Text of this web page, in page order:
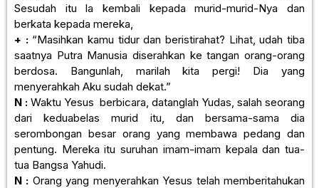
Sesudah itu la kembali kepada murid-murid-Nya dan
berkata kepada mereka,
+ :“Masihkan kamu tidur dan beristirahat? Lihat, udah tiba
saatnya Putra Manusia diserahkan ke tangan orang-orang
berdosa. Bangunlah, marilah kita pergi! Dia yang
menyerahkah Aku sudah dekat.”
N : Waktu Yesus berbicara, datanglah Yudas, salah seorang
dari keduabelas murid itu, dan bersama-sama dia
serombongan besar orang yang membawa pedang dan
pentung. Mereka itu suruhan imam-imam kepala dan tua-
tua Bangsa Yahudi.
N : Orang yang menyerahkan Yesus telah memberitahukan